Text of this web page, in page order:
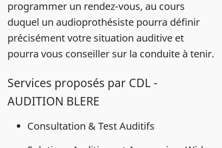
programmer un rendez-vous, au cours
duquel un audioprothésiste pourra définir
précisément votre situation auditive et
pourra vous conseiller sur la conduite à tenir.
Services proposés par CDL -
AUDITION BLERE
Consultation & Test Auditifs